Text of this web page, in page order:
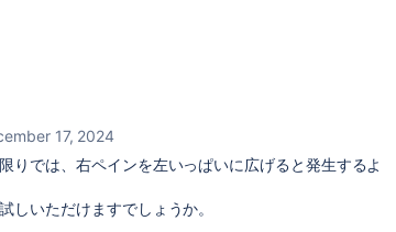
17, 2024
りでは、右ペインを左いっぱいに広げると発生するよ
しいただけますでしょうか。